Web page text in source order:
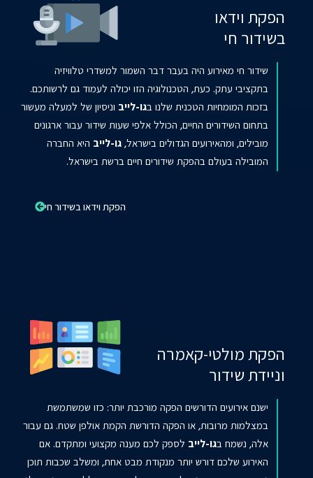
הפקת וידאו
בשידור חי
שידור חי מאירוע היה בעבר דבר השמור למשדרי טלוויזיה
בתקציבי עתק. כעת, הטכנולוגיה הזו יכולה לעמוד גם לרשותכם.
בזכות המומחיות הטכנית שלנו בגו-לייב וניסיון של למעלה מעשור
בתחום השידורים החיים, הכולל אלפי שעות שידור עבור ארגונים
מובילים, ומהאירועים הגדולים בישראל,גו-לייב היא החברה
המובילה בעולם בהפקת שידורים חיים ברשת בישראל.
הפקת וידאו בשידור חי
הפקת מולטי-קאמרה
וניידת שידור
ישנם אירועים הדורשים הפקה מורכבת יותר: כזו שמשתמשת
במצלמות מרובות, או הפקה הדורשת הקמת אולפן שטח. גם עבור
אלה, נשמח בגו-לייב לספק לכם מענה מקצועי ומתקדם. אם
האירוע שלכם דורש יותר מנקודת מבט אחת, ומשלב שכבות תוכן